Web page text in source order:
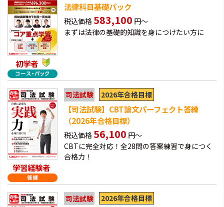
初学者
法律科目基礎パック
税込価格 583,100 円～
まずは法律の基礎的知識を身につけたい方に
学習経験者
司法試験 2026年合格目標
【司法試験】CBT論文パーフェクト答練
（2026年合格目標）
税込価格 56,100 円～
CBTに完全対応！全28問の答案練習で身につく
合格力！
司法試験 2026年合格目標